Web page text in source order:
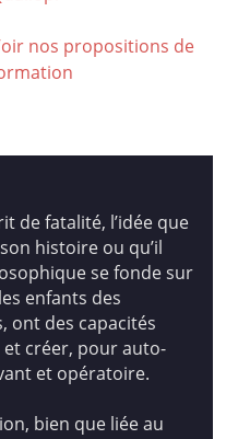
nos propositions de
de fatalité, l’idée que
histoire ou qu’il
se fonde sur
enfants des
ont des capacités
créer, pour auto-
et opératoire.
bien que liée au